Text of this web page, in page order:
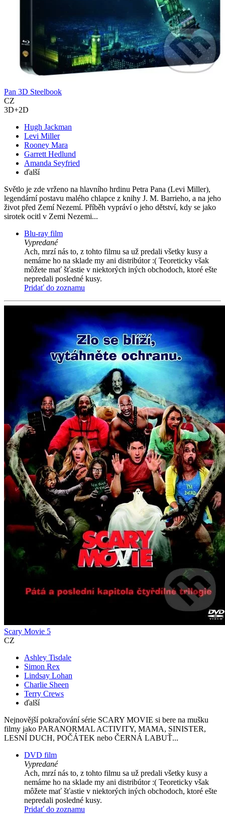
Pan 3D Steelbook
CZ
3D+2D
Hugh Jackman
Levi Miller
Rooney Mara
Garrett Hedlund
Amanda Seyfried
ďalší
Světlo je zde vrženo na hlavního hrdinu Petra Pana (Levi Miller),
legendární postavu malého chlapce z knihy J. M. Barrieho, a na jeho
život před Zemí Nezemí. Příběh vypráví o jeho dětství, kdy se jako
sirotek ocitl v Zemi Nezemi...
Blu-ray film
Vypredané
Ach, mrzí nás to, z tohto filmu sa už predali všetky kusy a
nemáme ho na sklade my ani distribútor :( Teoreticky však
môžete mať šťastie v niektorých iných obchodoch, ktoré ešte
nepredali posledné kusy.
Pridať do zoznamu
Scary Movie 5
CZ
Ashley Tisdale
Simon Rex
Lindsay Lohan
Charlie Sheen
Terry Crews
ďalší
Nejnovější pokračování série SCARY MOVIE si bere na mušku
filmy jako PARANORMAL ACTIVITY, MAMA, SINISTER,
LESNÍ DUCH, POČÁTEK nebo ČERNÁ LABUŤ...
DVD film
Vypredané
Ach, mrzí nás to, z tohto filmu sa už predali všetky kusy a
nemáme ho na sklade my ani distribútor :( Teoreticky však
môžete mať šťastie v niektorých iných obchodoch, ktoré ešte
nepredali posledné kusy.
Pridať do zoznamu